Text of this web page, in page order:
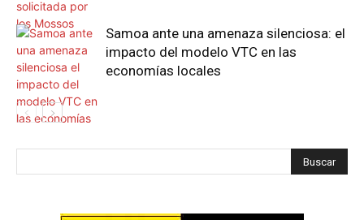
Samoa ante una amenaza silenciosa: el
impacto del modelo VTC en las
economías locales